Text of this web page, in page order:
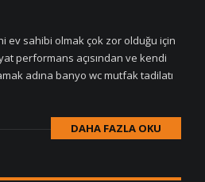
ev sahibi olmak çok zor olduğu için
performans açısından ve kendi
adına banyo wc mutfak tadilatı
DAHA FAZLA OKU